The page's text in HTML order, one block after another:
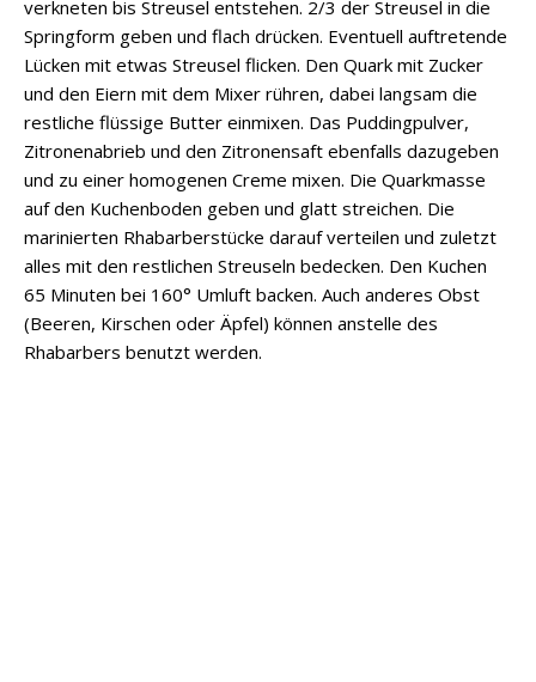
verkneten bis Streusel entstehen. 2/3 der Streusel in die
Springform geben und flach drücken. Eventuell auftretende
Lücken mit etwas Streusel flicken. Den Quark mit Zucker
und den Eiern mit dem Mixer rühren, dabei langsam die
restliche flüssige Butter einmixen. Das Puddingpulver,
Zitronenabrieb und den Zitronensaft ebenfalls dazugeben
und zu einer homogenen Creme mixen. Die Quarkmasse
auf den Kuchenboden geben und glatt streichen. Die
marinierten Rhabarberstücke darauf verteilen und zuletzt
alles mit den restlichen Streuseln bedecken. Den Kuchen
65 Minuten bei 160° Umluft backen. Auch anderes Obst
(Beeren, Kirschen oder Äpfel) können anstelle des
Rhabarbers benutzt werden.